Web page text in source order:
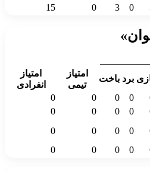
0
3
0
15
برد باخت
امتیاز
تیمی
امتیاز
انفرادی
0
0
0
0
0
0
0
0
0
0
0
0
0
0
0
0